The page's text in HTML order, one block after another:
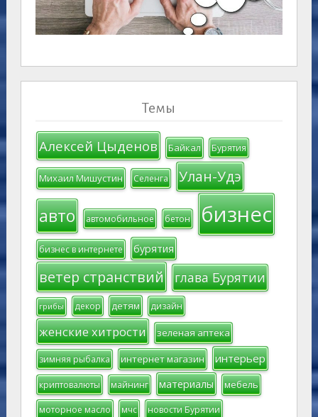
Темы
Алексей Цыденов Байкал Бурятия
Михаил Мишустин Селенга Улан-Удэ
авто автомобильное бетон бизнес
бизнес в интернете бурятия
ветер странствий глава Бурятии
грибы декор детям дизайн
женские хитрости зеленая аптека
зимняя рыбалка интернет магазин интерьер
криптовалюты майнинг материалы мебель
моторное масло мчс новости Бурятии